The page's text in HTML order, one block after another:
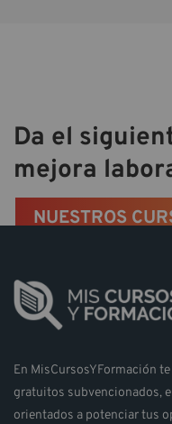
Da el
mejora
NUESTROS
En MisCursosYFormación
gratuitos subvencionados,
orientados a potenciar tus